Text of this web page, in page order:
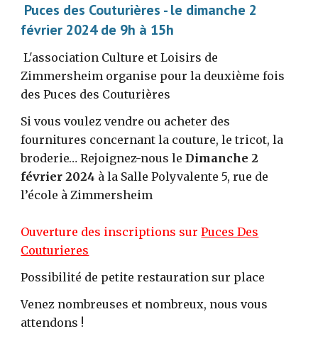
Puces des Couturières - le dimanche 2
février 2024 de 9h à 15h
L'association Culture et Loisirs de
Zimmersheim organise pour la deuxième fois
des Puces des Couturières
Si vous voulez vendre ou acheter des
fournitures concernant la couture, le tricot, la
broderie… Rejoignez-nous leDimanche2
février 2024 à la Salle Polyvalente 5, rue de
l’école à Zimmersheim
Ouverture des inscriptions surPuces Des
Couturieres
Possibilité de petite restauration sur place
Venez nombreuses et nombreux, nous vous
attendons !